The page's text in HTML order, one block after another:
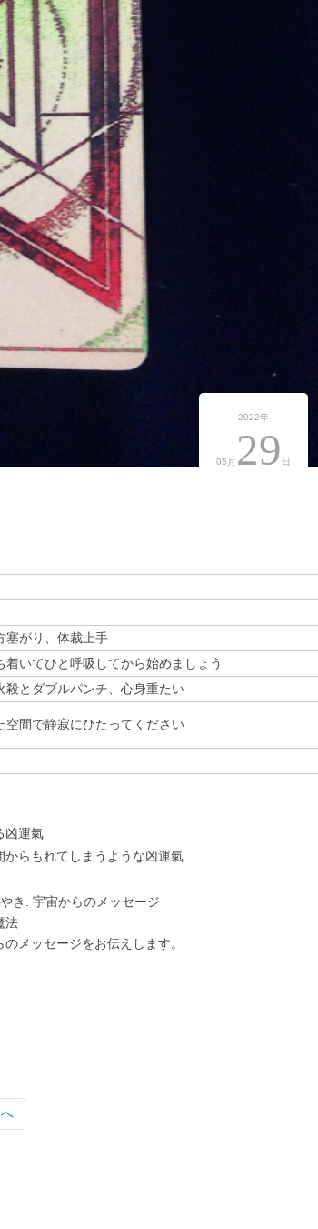
2022年
05月 29 日
塞がり、体裁上手
着いてひと呼吸してから始めましょう
殺とダブルパンチ、心身重たい
空間で静寂にひたってください
凶運氣
からもれてしまうような凶運氣
き. 宇宙からのメッセージ
法
メッセージをお伝えします。